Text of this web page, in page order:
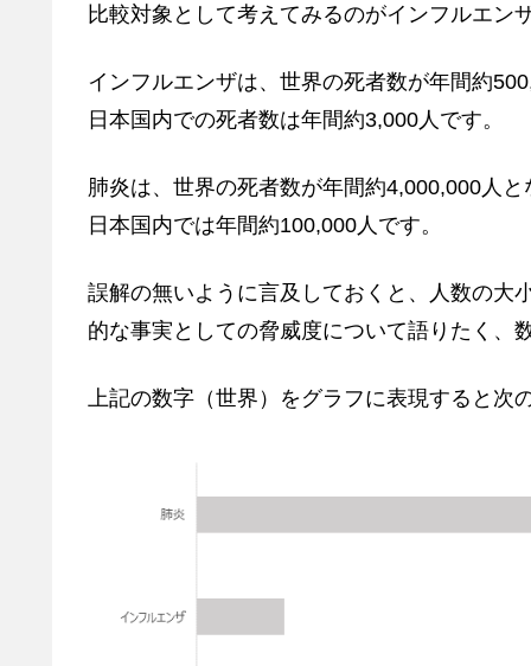
比較対象として考えてみるのがインフルエン
インフルエンザは、世界の死者数が年間約
日本国内での死者数は年間約3,000人です。
肺炎は、世界の死者数が年間約4,000,000人
日本国内では年間約100,000人です。
誤解の無いように言及しておくと、人数の大
的な事実としての脅威度について語りたく、
上記の数字（世界）をグラフに表現すると次